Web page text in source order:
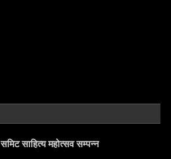
समिट साहित्य महोत्सव सम्पन्न